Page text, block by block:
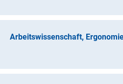
Ziel des Vorhabens ist die
etwa bei Patient*innen mit
Patient*innen evaluiert. Eine
Arbeitswissenschaft,